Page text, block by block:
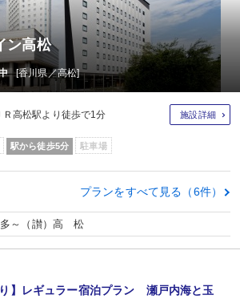
ン高松
[香川県／高松]
Ｒ高松駅より徒歩で1分 施設詳細
駅から徒歩5分 駐車場
プランをすべて見る（6件）
～（讃）高 松
り】レギュラー宿泊プラン 瀬戸内海と玉